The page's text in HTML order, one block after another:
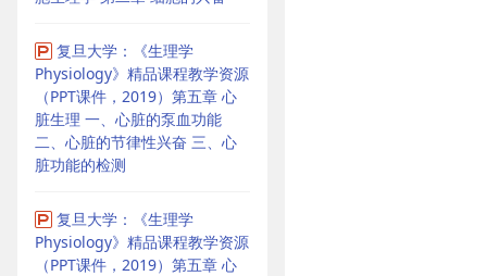
复旦大学：《生理学
Physiology》精品课程教学资源
（PPT课件，2019）第五章 心
脏生理 一、心脏的泵血功能
二、心脏的节律性兴奋 三、心
脏功能的检测
复旦大学：《生理学
Physiology》精品课程教学资源
（PPT课件，2019）第五章 心